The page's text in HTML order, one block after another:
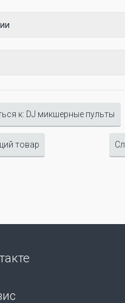
к: DJ микшерные пульты
товар